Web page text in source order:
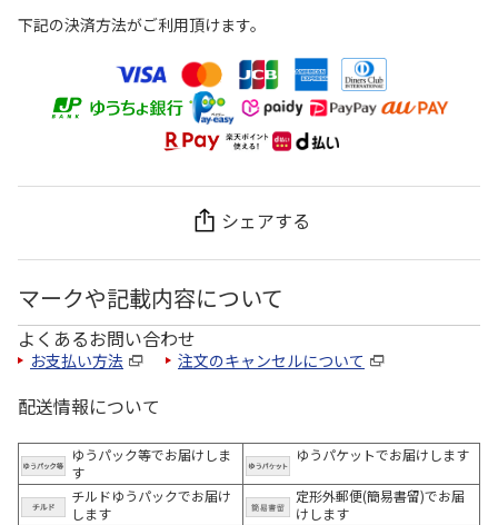
下記の決済方法がご利用頂けます。
シェアする
マークや記載内容について
よくあるお問い合わせ
お支払い方法 注文のキャンセルについて
配送情報について
ゆうパック等でお届けしま
す
ゆうパケットでお届けします
チルドゆうパックでお届け
します
定形外郵便(簡易書留)でお届
けします